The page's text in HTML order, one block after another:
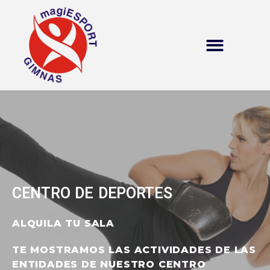
CENTRO DE DEPORTES
ALQUILA TU SALA
TE MOSTRAMOS LAS ACTIVIDADES DE LAS
ENTIDADES DE NUESTRO CENTRO